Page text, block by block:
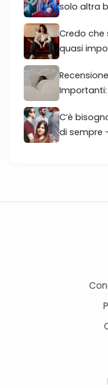
solo altra
Credo che
quasi
Importanti:
C’è
di sempre